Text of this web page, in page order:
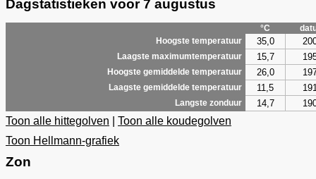
Dagstatistieken voor 7 augustus
°C
Hoogste temperatuur
35,0
Laagste maximumtemperatuur 15,7
Hoogste gemiddelde temperatuur 26,0
Laagste gemiddelde temperatuur 11,5
Langste zonduur 14,7
Toon alle hittegolven
Toon alle koudegolven
Toon Hellmann-grafiek
Zon